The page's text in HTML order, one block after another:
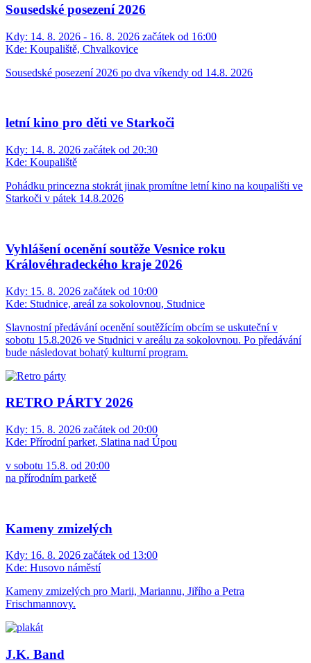
Sousedské posezení 2026
Kdy: 14. 8. 2026 - 16. 8. 2026 začátek od 16:00
Kde: Koupaliště, Chvalkovice
Sousedské posezení 2026 po dva víkendy od 14.8. 2026
letní kino pro děti ve Starkoči
Kdy: 14. 8. 2026 začátek od 20:30
Kde: Koupaliště
Pohádku princezna stokrát jinak promítne letní kino na koupališti ve
Starkoči v pátek 14.8.2026
Vyhlášení ocenění soutěže Vesnice roku
Královéhradeckého kraje 2026
Kdy: 15. 8. 2026 začátek od 10:00
Kde: Studnice, areál za sokolovnou, Studnice
Slavnostní předávání ocenění soutěžícím obcím se uskuteční v
sobotu 15.8.2026 ve Studnici v areálu za sokolovnou. Po předávání
bude následovat bohatý kulturní program.
RETRO PÁRTY 2026
Kdy: 15. 8. 2026 začátek od 20:00
Kde: Přírodní parket, Slatina nad Úpou
v sobotu 15.8. od 20:00
na přírodním parketě
Kameny zmizelých
Kdy: 16. 8. 2026 začátek od 13:00
Kde: Husovo náměstí
Kameny zmizelých pro Marii, Mariannu, Jiřího a Petra
Frischmannovy.
J.K. Band